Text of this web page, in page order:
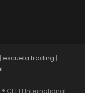
escuela trading |